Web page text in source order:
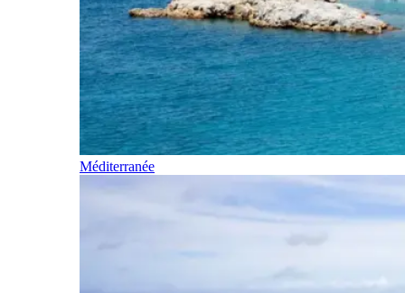
Méditerranée